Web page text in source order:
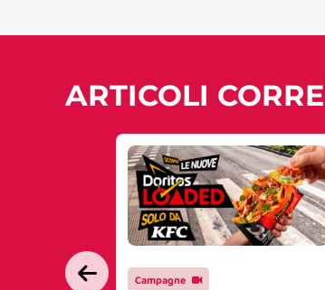
ARTICOLI
Campagne